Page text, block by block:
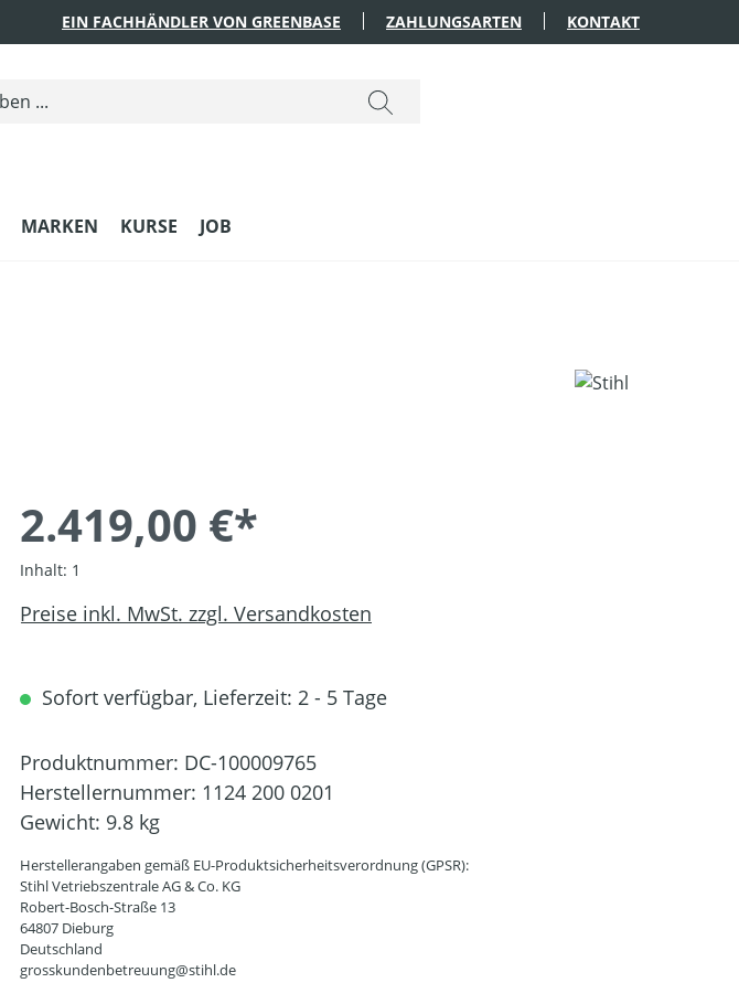
EIN FACHHÄNDLER VON GREENBASE ZAHLUNGSARTEN KONTAKT
MARKEN KURSE JOB
2.419,00 €*
Inhalt: 1
Preise inkl. MwSt. zzgl. Versandkosten
Sofort verfügbar, Lieferzeit: 2 - 5 Tage
Produktnummer: DC-100009765
Herstellernummer: 1124 200 0201
Gewicht: 9.8 kg
Herstellerangaben gemäß EU-Produktsicherheitsverordnung (GPSR):
Stihl Vetriebszentrale AG & Co. KG
Robert-Bosch-Straße 13
64807 Dieburg
Deutschland
grosskundenbetreuung@stihl.de